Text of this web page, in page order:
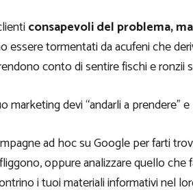
consapevoli del problema,
essere tormentati da acufeni che
conto di sentire fischi e ronzii
devi “andarli a prendere”
ad hoc su Google per farti
oppure analizzare quello che
i tuoi materiali informativi nel